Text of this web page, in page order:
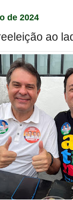
de 2024
ao